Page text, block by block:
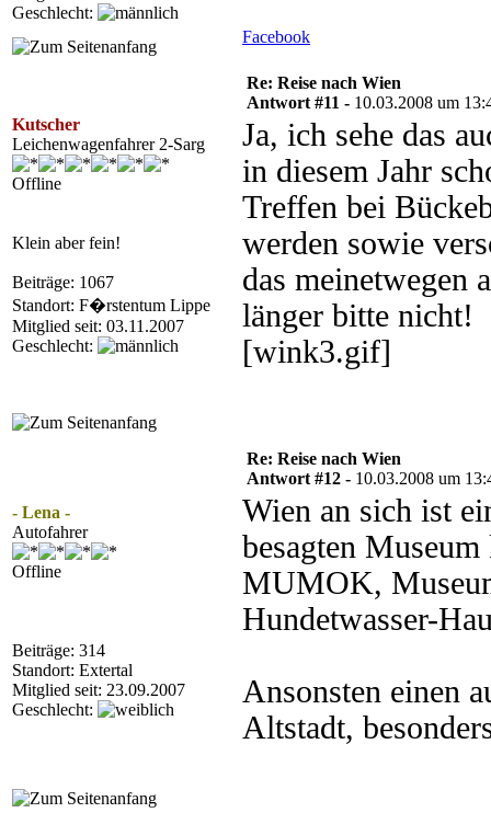
Geschlecht:
Facebook
Kutscher
Leichenwagenfahrer 2-Sarg
Offline
Klein aber fein!
Beiträge: 1067
Standort: F�rstentum Lippe
Mitglied seit: 03.11.2007
Geschlecht:
Re: Reise nach Wien
Antwort #11 - 10.03.2008 um
Ja, ich sehe das
in diesem Jahr
Treffen bei
werden sowie
das meinetwegen
länger bitte nicht!
[wink3.gif]
- Lena -
Autofahrer
Offline
Beiträge: 314
Standort: Extertal
Mitglied seit: 23.09.2007
Geschlecht:
Re: Reise nach Wien
Antwort #12 - 10.03.2008 um
Wien an sich ist
besagten
MUMOK,
Hundetwasser-
Ansonsten einen
Altstadt,